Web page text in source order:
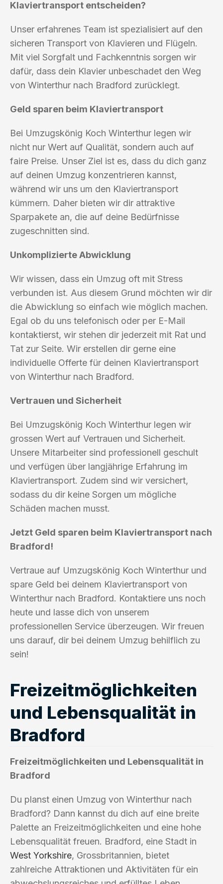
Klaviertransport entscheiden?
Unser erfahrenes Team ist spezialisiert auf den
sicheren Transport von Klavieren und Flügeln.
Mit viel Sorgfalt und Fachkenntnis sorgen wir
dafür, dass dein Klavier unbeschadet den Weg
von Winterthur nach Bradford zurücklegt.
Geld sparen beim Klaviertransport
Bei Umzugskönig Koch Winterthur legen wir
nicht nur Wert auf Qualität, sondern auch auf
faire Preise. Unser Ziel ist es, dass du dich ganz
auf deinen Umzug konzentrieren kannst,
während wir uns um den Klaviertransport
kümmern. Daher bieten wir dir attraktive
Sparpakete an, die auf deine Bedürfnisse
zugeschnitten sind.
Unkomplizierte Abwicklung
Wir wissen, dass ein Umzug oft mit Stress
verbunden ist. Aus diesem Grund möchten wir dir
die Abwicklung so einfach wie möglich machen.
Egal ob du uns telefonisch oder per E-Mail
kontaktierst, wir stehen dir jederzeit mit Rat und
Tat zur Seite. Wir erstellen dir gerne eine
individuelle Offerte für deinen Klaviertransport
von Winterthur nach Bradford.
Vertrauen und Sicherheit
Bei Umzugskönig Koch Winterthur legen wir
grossen Wert auf Vertrauen und Sicherheit.
Unsere Mitarbeiter sind professionell geschult
und verfügen über langjährige Erfahrung im
Klaviertransport. Zudem sind wir versichert,
sodass du dir keine Sorgen um mögliche
Schäden machen musst.
Jetzt Geld sparen beim Klaviertransport nach
Bradford!
Vertraue auf Umzugskönig Koch Winterthur und
spare Geld bei deinem Klaviertransport von
Winterthur nach Bradford. Kontaktiere uns noch
heute und lasse dich von unserem
professionellen Service überzeugen. Wir freuen
uns darauf, dir bei deinem Umzug behilflich zu
sein!
Freizeitmöglichkeiten
und Lebensqualität in
Bradford
Freizeitmöglichkeiten und Lebensqualität in
Bradford
Du planst einen Umzug von Winterthur nach
Bradford? Dann kannst du dich auf eine breite
Palette an Freizeitmöglichkeiten und eine hohe
Lebensqualität freuen. Bradford, eine Stadt in
West Yorkshire, Grossbritannien, bietet
zahlreiche Attraktionen und Aktivitäten für ein